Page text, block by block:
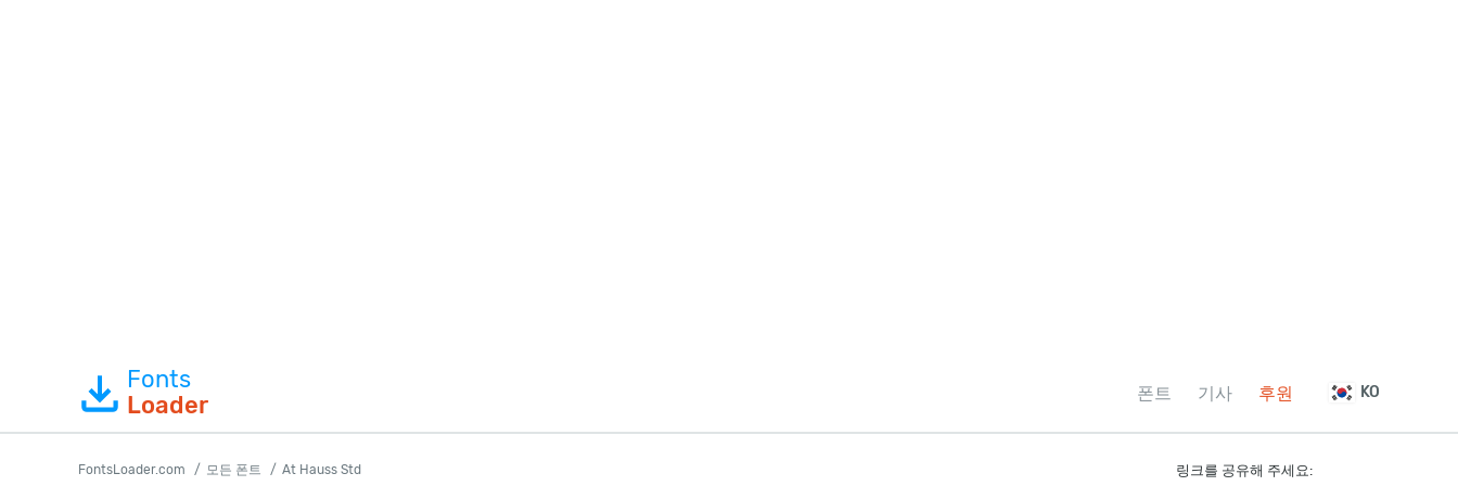
Fonts
Loader
폰트 기사 후원 KO
FontsLoader.com 모든 폰트 At Hauss Std 링크를 공유해 주세요: